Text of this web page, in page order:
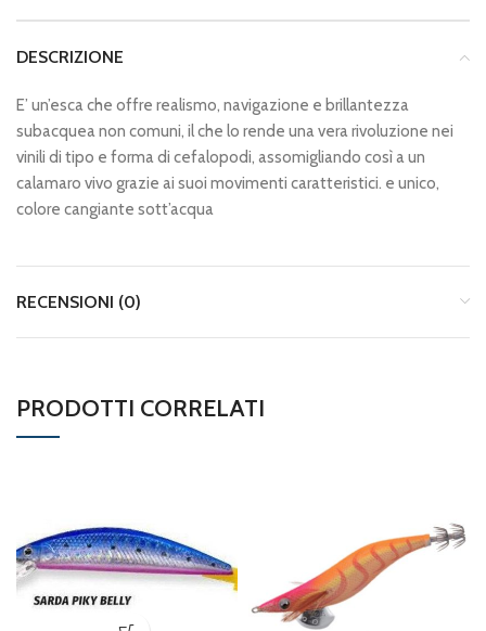
DESCRIZIONE
E’ un’esca che offre realismo, navigazione e brillantezza
subacquea non comuni, il che lo rende una vera rivoluzione nei
vinili di tipo e forma di cefalopodi, assomigliando così a un
calamaro vivo grazie ai suoi movimenti caratteristici. e unico,
colore cangiante sott’acqua
RECENSIONI (0)
PRODOTTI CORRELATI